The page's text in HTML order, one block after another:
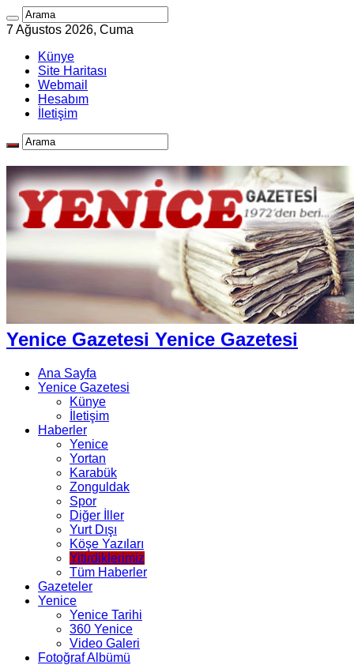
7 Ağustos 2026, Cuma
Künye
Site Haritası
Webmail
Hesabım
İletişim
Yenice Gazetesi Yenice Gazetesi
Ana Sayfa
Yenice Gazetesi
Künye
İletişim
Haberler
Yenice
Yortan
Karabük
Zonguldak
Spor
Diğer İller
Yurt Dışı
Köşe Yazıları
Yitirdiklerimiz
Tüm Haberler
Gazeteler
Yenice
Yenice Tarihi
360 Yenice
Video Galeri
Fotoğraf Albümü